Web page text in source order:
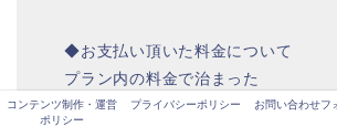
◆お支払い頂いた料金について
プラン内の料金で治まった
コンテンツ制作・運営
ポリシー
プライバシーポリシー お問い合わせフ